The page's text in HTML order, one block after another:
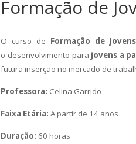
Formação de
O curso de Formação de
o desenvolvimento para jovens a
futura inserção no mercado de
Professora: Celina Garrido
Faixa Etária: A partir de 14 anos
Duração: 60 horas